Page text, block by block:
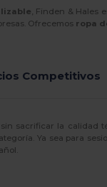
, Finden & Hales
Ofrecemos ropa
Competitivos
sin sacrificar la calidad
Ya sea para